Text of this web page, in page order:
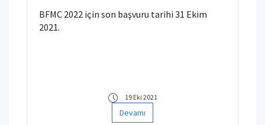
BFMC 2022 için son başvuru tarihi 31 Ekim
2021.
19 Eki 2021
Devamı